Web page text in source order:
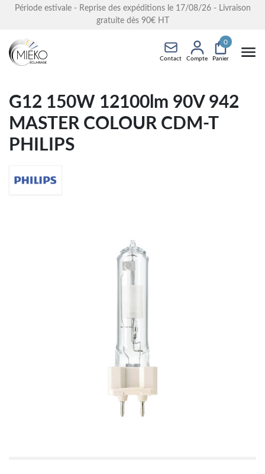
Période estivale - Reprise des expéditions le 17/08/26 - Livraison
gratuite dès 90€ HT
Contact Compte Panier
0
G12 150W 12100lm 90V 942
MASTER COLOUR CDM-T
PHILIPS